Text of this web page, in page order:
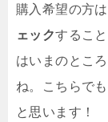
購入希望の方は
ェックするこ
はいまのとこ
ね。こちらで
と思います！